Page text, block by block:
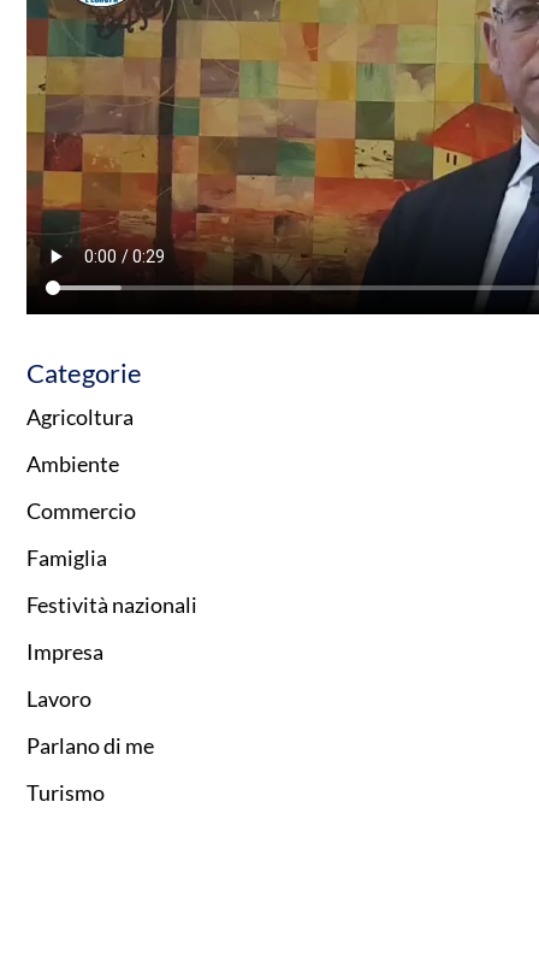
Categorie
Agricoltura
Ambiente
Commercio
Famiglia
Festività nazionali
Impresa
Lavoro
Parlano di me
Turismo